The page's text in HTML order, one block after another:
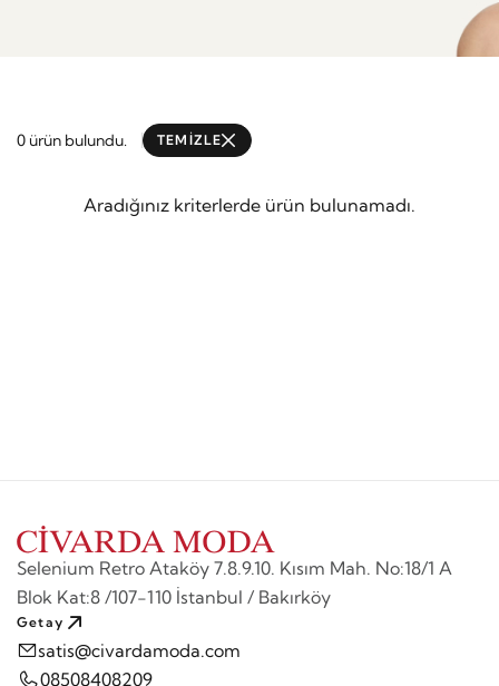
0 ürün bulundu. TEMİZLE
Aradığınız kriterlerde ürün bulunamadı.
Selenium Retro Ataköy 7.8.9.10. Kısım Mah. No:18/1 A
Blok Kat:8 /107-110 İstanbul / Bakırköy
Getay
satis@civardamoda.com
08508408209